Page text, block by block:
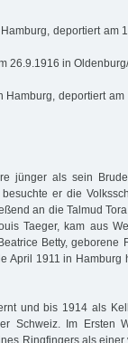
deportiert am
26.9.1916 in
deportiert am
jünger als sein
er die
an die Talmud
Taeger, kam aus
Betty, geborene
April 1911 in Hamburg
und bis 1914 als
Schweiz. Im Ersten
Ringfingers als